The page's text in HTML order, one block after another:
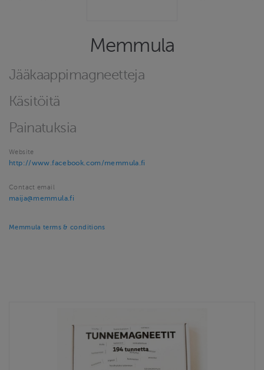
Memmula
Jääkaappimagneetteja
Käsitöitä
Painatuksia
Website
http://www.facebook.com/memmula.fi
Contact email
maija@memmula.fi
Memmula terms & conditions